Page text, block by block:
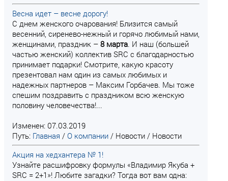
Весна идет – весне дорогу!
С днем женского очарования! Близится самый
весенний, сиренево-нежный и горячо любимый нами,
женщинами, праздник – 8 марта. И наш (большей
частью женский) коллектив SRC с благодарностью
принимает подарки! Смотрите, какую красоту
презентовал нам один из самых любимых и
надежных партнеров – Максим Горбачев. Мы тоже
спешим поздравить с праздником всю женскую
половину человечества!...
Изменен: 07.03.2019
Путь: Главная / О компании / Новости / Новости
Акция на хедхантера № 1!
Узнайте расшифровку формулы «Владимир Якуба +
SRC = 2+1»! Любите загадки? Тогда вот вам одна: